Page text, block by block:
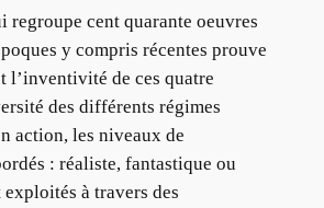
regroupe cent quarante oeuvres
y compris récentes prouve
l’inventivité de ces quatre
des différents régimes
action, les niveaux de
: réaliste, fantastique ou
à travers des